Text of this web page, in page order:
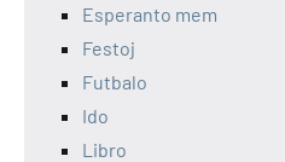
Esperanto mem
Festoj
Futbalo
Ido
Libro